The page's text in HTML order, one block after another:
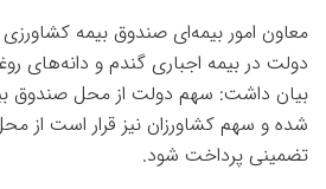
معاون امور بیمه‌ای صندوق بیمه
دولت در بیمه اجباری گندم و دانه‌های
بیان داشت: سهم دولت از محل صندوق
شده و سهم کشاورزان نیز قرار است از
تضمینی پرداخت شود.